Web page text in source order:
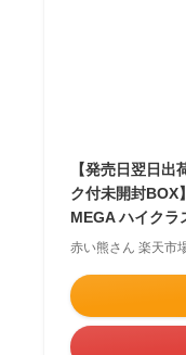
【発売日翌日
ク付未開封BOX
MEGA ハイク
赤い熊さん 楽天市